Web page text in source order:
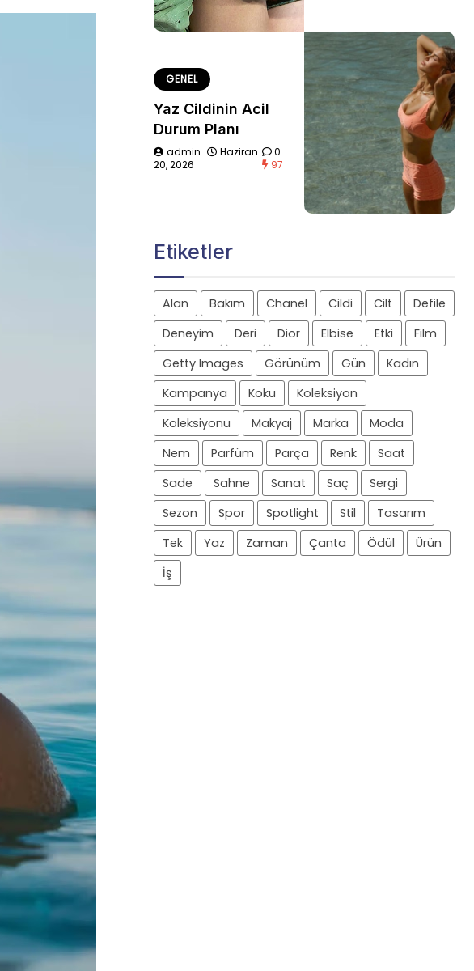
GENEL
Yaz Cildinin Acil
Durum Planı
admin
Haziran
20, 2026
0
97
Etiketler
Alan Bakım Chanel Cildi Cilt
Defile
Deneyim
Deri Dior Elbise Etki
Film
Getty Images
Görünüm Gün
Kadın
Kampanya
Koku
Koleksiyon
Koleksiyonu
Makyaj Marka
Moda
Nem
Parfüm Parça Renk
Saat
Sade
Sahne Sanat Saç
Sergi
Sezon
Spor Spotlight Stil
Tasarım
Tek
Yaz Zaman Çanta Ödül
Ürün
İş